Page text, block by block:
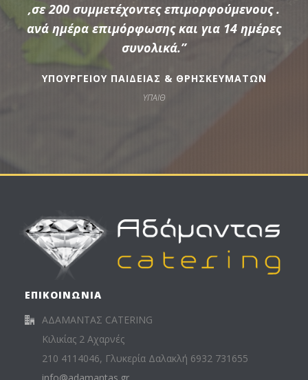
ΠΕΡΙΣΣΟΤΕΡΑ
,σε 200 συμμετέχοντες επιμορφούμενους .
ανά ημέρα επιμόρφωσης και για 14 ημέρες
συνολικά.”
ΥΠΟΥΡΓΕΙΟΥ ΠΑΙΔΕΙΑΣ & ΘΡΗΣΚΕΥΜΑΤΩΝ
ΥΠΑΙΘ
ΕΠΙΚΟΙΝΩΝΙΑ
ΑΔΑΜΑΝΤΑΣ CATERING
Κιλικίας 2 Αχαρνές
210 4114046, Γλυκερία Δαλακλή 6932 731655